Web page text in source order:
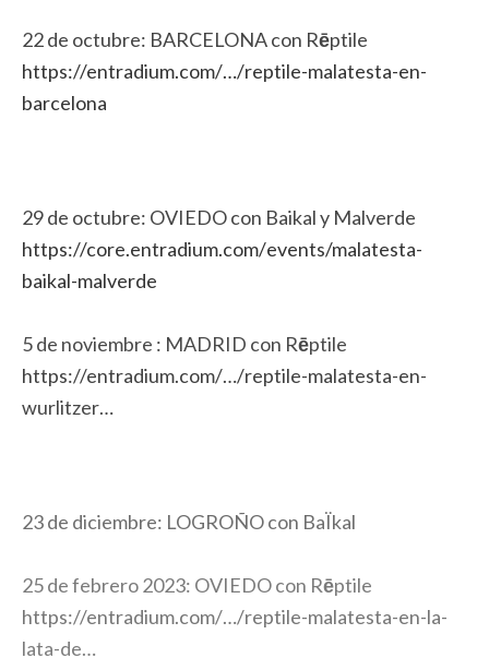
22 de octubre: BARCELONA con Rēptile
https://entradium.com/…/reptile-malatesta-en-
barcelona
29 de octubre: OVIEDO con Baikal y Malverde
https://core.entradium.com/events/malatesta-
baikal-malverde
5 de noviembre : MADRID con Rēptile
https://entradium.com/…/reptile-malatesta-en-
wurlitzer…
23 de diciembre: LOGROÑO con BaÏkal
25 de febrero 2023: OVIEDO con Rēptile
https://entradium.com/…/reptile-malatesta-en-la-
lata-de…